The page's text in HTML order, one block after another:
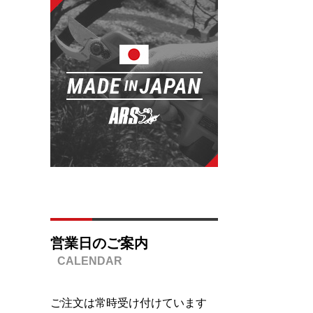
営業日のご案内
ご注文は常時受け付けています